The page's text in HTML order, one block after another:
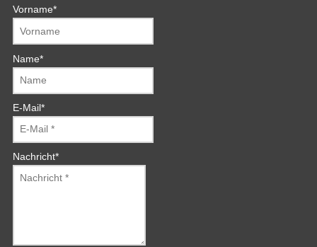
Vorname*
Name*
E-Mail*
Nachricht*